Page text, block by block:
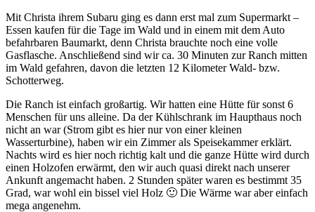
Mit Christa ihrem Subaru ging es dann erst mal zum Supermarkt –
Essen kaufen für die Tage im Wald und in einem mit dem Auto
befahrbaren Baumarkt, denn Christa brauchte noch eine volle
Gasflasche. Anschließend sind wir ca. 30 Minuten zur Ranch mitten
im Wald gefahren, davon die letzten 12 Kilometer Wald- bzw.
Schotterweg.
Die Ranch ist einfach großartig. Wir hatten eine Hütte für sonst 6
Menschen für uns alleine. Da der Kühlschrank im Haupthaus noch
nicht an war (Strom gibt es hier nur von einer kleinen
Wasserturbine), haben wir ein Zimmer als Speisekammer erklärt.
Nachts wird es hier noch richtig kalt und die ganze Hütte wird durch
einen Holzofen erwärmt, den wir auch quasi direkt nach unserer
Ankunft angemacht haben. 2 Stunden später waren es bestimmt 35
Grad, war wohl ein bissel viel Holz 🙂 Die Wärme war aber einfach
mega angenehm.